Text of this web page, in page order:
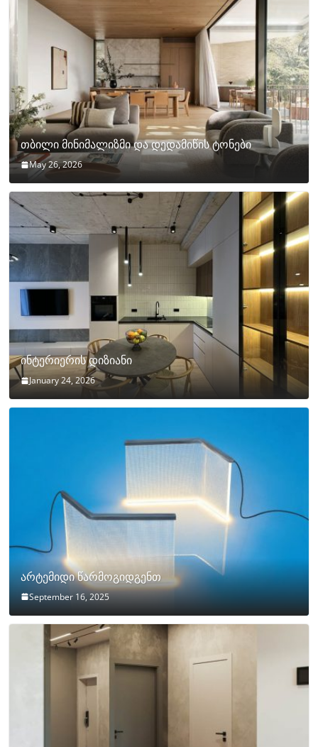
თბილი მინიმალიზმი და დედამიწის ტონები
May 26, 2026
ინტერიერის დიზიანი
January 24, 2026
არტემიდი წარმოგიდგენთ
September 16, 2025